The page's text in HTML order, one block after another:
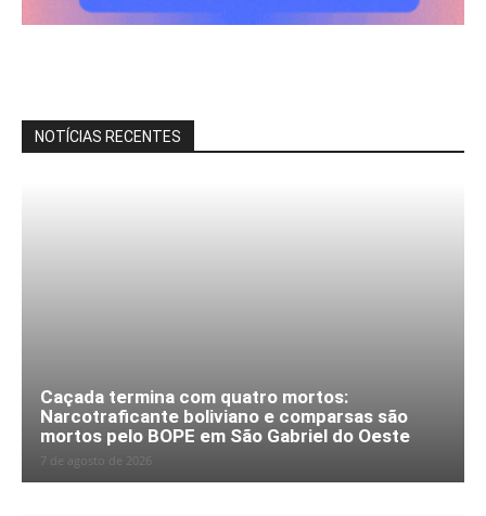
NOTÍCIAS RECENTES
Caçada termina com quatro mortos:
Narcotraficante boliviano e comparsas são
mortos pelo BOPE em São Gabriel do Oeste
7 de agosto de 2026